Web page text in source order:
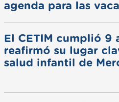
agenda para las
El CETIM cumplió 9
reafirmó su lugar
salud infantil de